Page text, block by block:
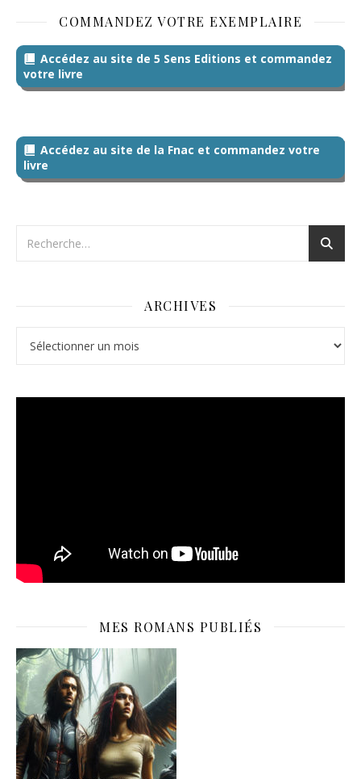
COMMANDEZ VOTRE EXEMPLAIRE
Accédez au site de 5 Sens Editions et commandez
votre livre
Accédez au site de la Fnac et commandez votre
livre
ARCHIVES
MES ROMANS PUBLIÉS